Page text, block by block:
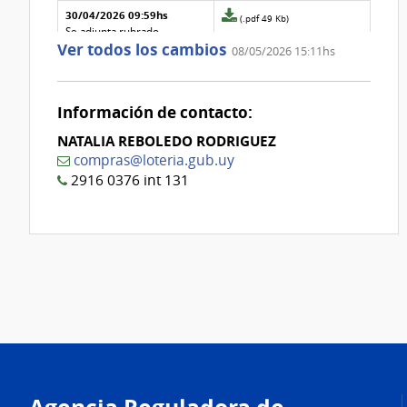
30/04/2026 09:59hs
Se adjunta rubrado
modificado
Archivo
de
1
(.pdf 49 Kb)
correspondientes
de
la
aclaración
(.pdf 39 Kb)
Ver todos los cambios 08/05/2026 15:11hs
Información de contacto:
NATALIA REBOLEDO RODRIGUEZ
compras@loteria.gub.uy
2916 0376 int 131